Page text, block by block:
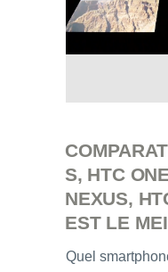
S, HTC
NEXUS,
EST LE
Quel